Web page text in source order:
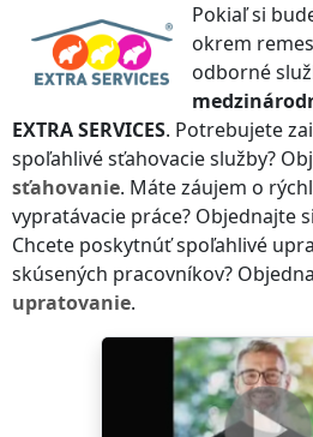
Pokiaľ si
okrem
odborné
EXTRA SERVICES. Potrebujete
spoľahlivé sťahovacie služby?
sťahovanie. Máte záujem o
vypratávacie práce? Objednajte
Chcete poskytnúť spoľahlivé
skúsených pracovníkov?
upratovanie.